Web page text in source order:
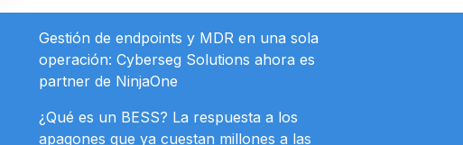
Gestión de endpoints y MDR en una sola
operación: Cyberseg Solutions ahora es
partner de NinjaOne
¿Qué es un BESS? La respuesta a los
apagones que ya cuestan millones a las